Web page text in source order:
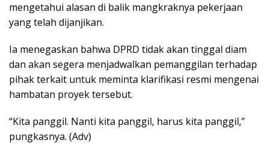
mengetahui alasan di balik mangkraknya pekerjaan
yang telah dijanjikan.
Ia menegaskan bahwa DPRD tidak akan tinggal diam
dan akan segera menjadwalkan pemanggilan terhadap
pihak terkait untuk meminta klarifikasi resmi mengenai
hambatan proyek tersebut.
“Kita panggil. Nanti kita panggil, harus kita panggil,”
pungkasnya. (Adv)